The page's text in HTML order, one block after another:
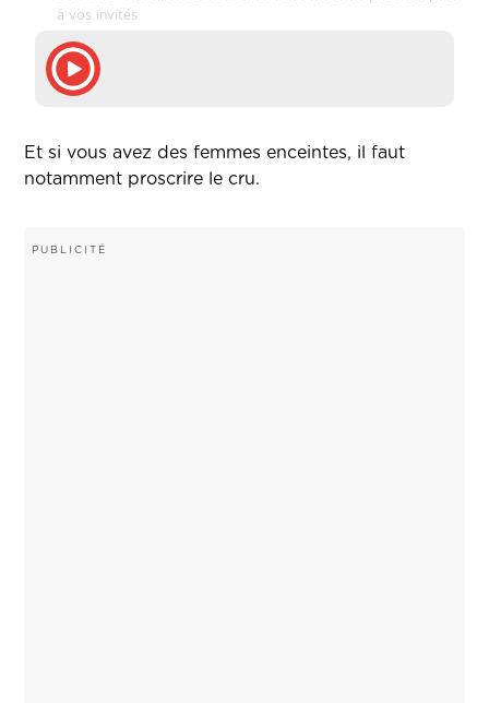
à vos invités
Et si vous avez des femmes enceintes, il faut
notamment proscrire le cru.